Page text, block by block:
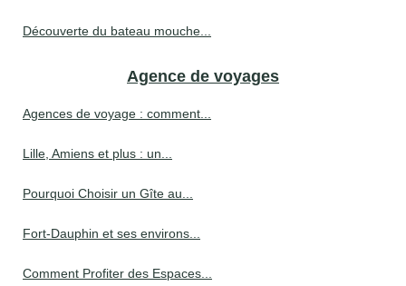
Découverte du bateau mouche...
Agence de voyages
Agences de voyage : comment...
Lille, Amiens et plus : un...
Pourquoi Choisir un Gîte au...
Fort-Dauphin et ses environs...
Comment Profiter des Espaces...